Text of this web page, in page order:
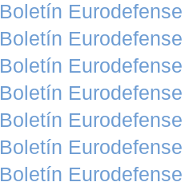
Boletín
Boletín
Boletín
Boletín
Boletín
Boletín
Boletín